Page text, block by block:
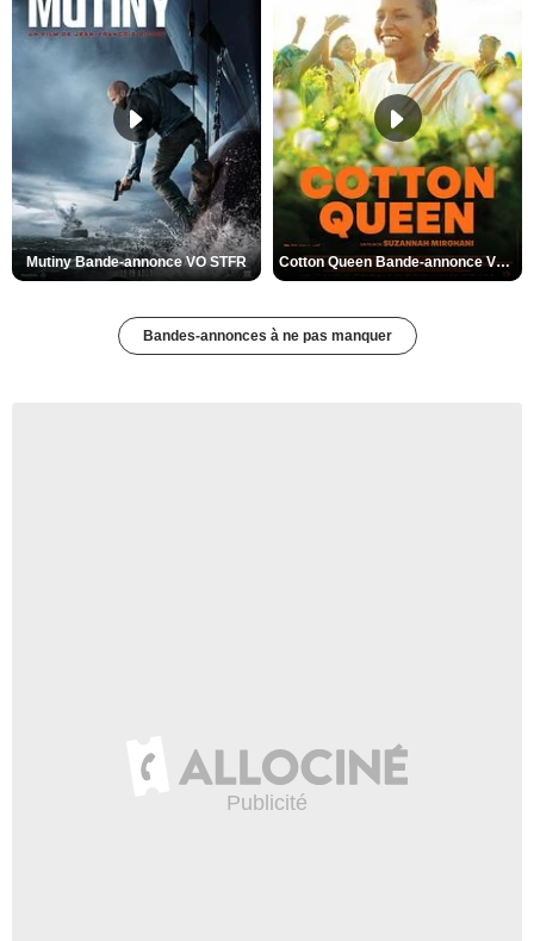
Mutiny Bande-annonce VO STFR Cotton Queen Bande-annonce VO STFR
Bandes-annonces à ne pas manquer